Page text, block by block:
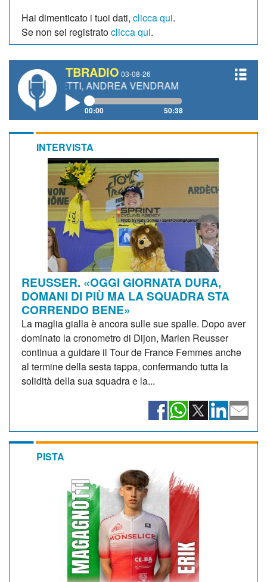
Hai dimenticato i tuoi dati, clicca qui.
Se non sei registratoclicca qui.
TBRADIO 03-08-26
ANDREA VENDRAME, FILIPPO FIORELLI
00:00 50:38
INTERVISTA
REUSSER. «OGGI GIORNATA DURA,
DOMANI DI PIÙ MA LA SQUADRA STA
CORRENDO BENE»
La maglia gialla è ancora sulle sue spalle. Dopo aver
dominato la cronometro di Dijon, Marlen Reusser
continua a guidare il Tour de France Femmes anche
al termine della sesta tappa, confermando tutta la
solidità della sua squadra e la...
PISTA